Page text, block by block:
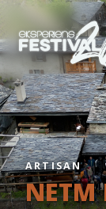
ARTISAN
NETM